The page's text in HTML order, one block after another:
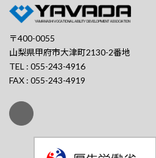
〒400-0055
山梨県甲府市大津町2130-2番地
TEL : 055-243-4916
FAX : 055-243-4919